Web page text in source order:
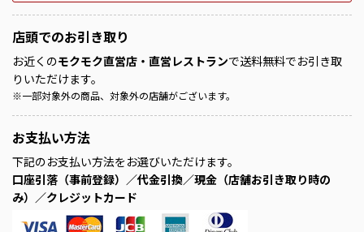
店頭でのお引き取り
お近くのモクモク直営店・直営レストランで送料無料でお引き取
りいただけます。
※一部対象外の商品、対象外の店舗がございます。
お支払い方法
下記のお支払い方法をお選びいただけます。
口座引落（事前登録）／代金引換／現金（店舗お引き取り時の
み）／クレジットカード